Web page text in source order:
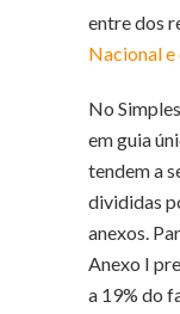
entre dos
Nacional
No
em guia
tendem a
divididas
anexos.
Anexo I
a 19% do